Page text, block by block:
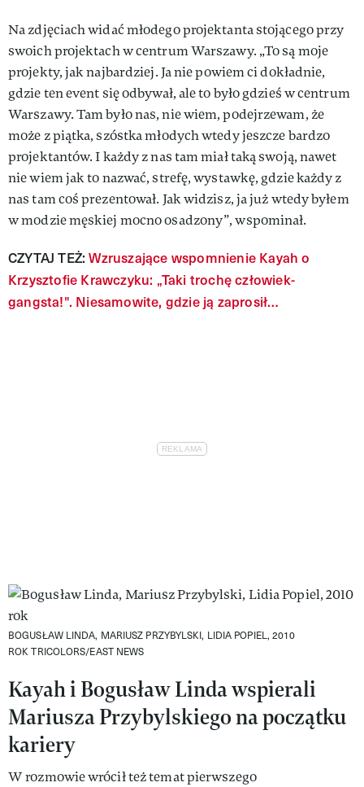
Na zdjęciach widać młodego projektanta stojącego przy
swoich projektach w centrum Warszawy. „To są moje
projekty, jak najbardziej. Ja nie powiem ci dokładnie,
gdzie ten event się odbywał, ale to było gdzieś w centrum
Warszawy. Tam było nas, nie wiem, podejrzewam, że
może z piątka, szóstka młodych wtedy jeszcze bardzo
projektantów. I każdy z nas tam miał taką swoją, nawet
nie wiem jak to nazwać, strefę, wystawkę, gdzie każdy z
nas tam coś prezentował. Jak widzisz, ja już wtedy byłem
w modzie męskiej mocno osadzony”, wspominał.
CZYTAJ TEŻ:Wzruszające wspomnienie Kayah o
Krzysztofie Krawczyku: „Taki trochę człowiek-
gangsta!". Niesamowite, gdzie ją zaprosił…
BOGUSŁAW LINDA, MARIUSZ PRZYBYLSKI, LIDIA POPIEL, 2010
ROKTRICOLORS/EAST NEWS
Kayah i Bogusław Linda wspierali
Mariusza Przybylskiego na początku
kariery
W rozmowie wrócił też temat pierwszego